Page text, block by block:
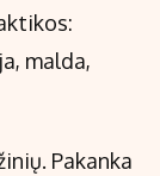
malda,
Pakanka